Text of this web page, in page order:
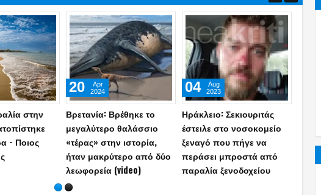
μήκους 24
οι
απάντηση
Ε.Παπαδοπούλου:
Ποζάρει με μπικίνι και
«κολάζει» με την πίσω
όψη της (photos)
04
Aug
2023
Survivor: Η ανησυχία που
είχε η Κωνσταντίνα
Σπυροπούλου και η
συμβουλή της Ειρήνης
Παπαδοπούλου
23
Jan
2018
και